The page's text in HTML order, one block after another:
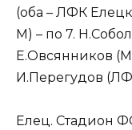
(оба – ЛФК
М) – по 7.
Е.Овсянников
И.Перегудов
Елец. Стадион